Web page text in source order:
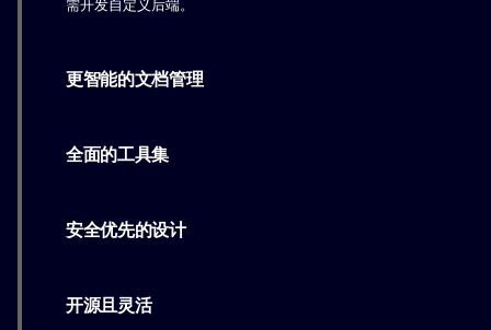
需开发自定义后端。
更智能的文档管理
全面的工具集
安全优先的设计
开源且灵活